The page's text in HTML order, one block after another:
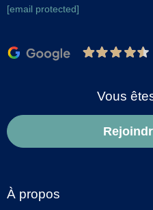
[email protected]
Vous
À propos